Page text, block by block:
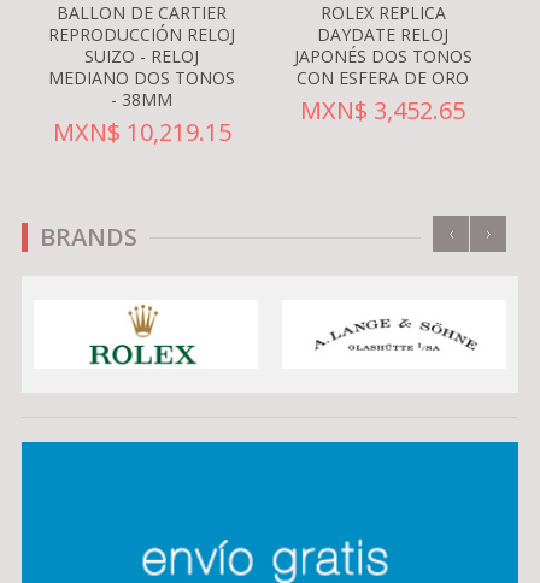
BALLON DE CARTIER
REPRODUCCIÓN RELOJ
SUIZO - RELOJ
MEDIANO DOS TONOS
- 38MM
MXN$ 10,219.15
ROLEX REPLICA
DAYDATE RELOJ
JAPONÉS DOS TONOS
CON ESFERA DE ORO
MXN$ 3,452.65
BRANDS ‹ ›